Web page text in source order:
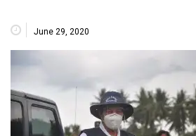
June 29, 2020